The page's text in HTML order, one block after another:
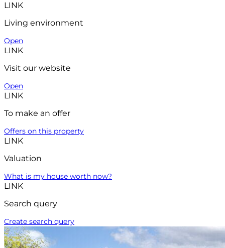
LINK
Living environment
Open
LINK
Visit our website
Open
LINK
To make an offer
Offers on this property
LINK
Valuation
What is my house worth now?
LINK
Search query
Create search query